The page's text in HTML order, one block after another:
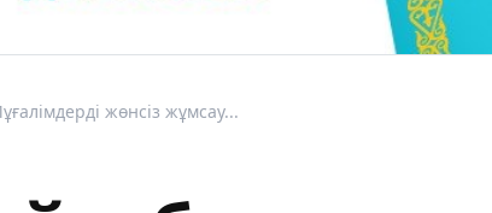
жөнсіз жұмсау...